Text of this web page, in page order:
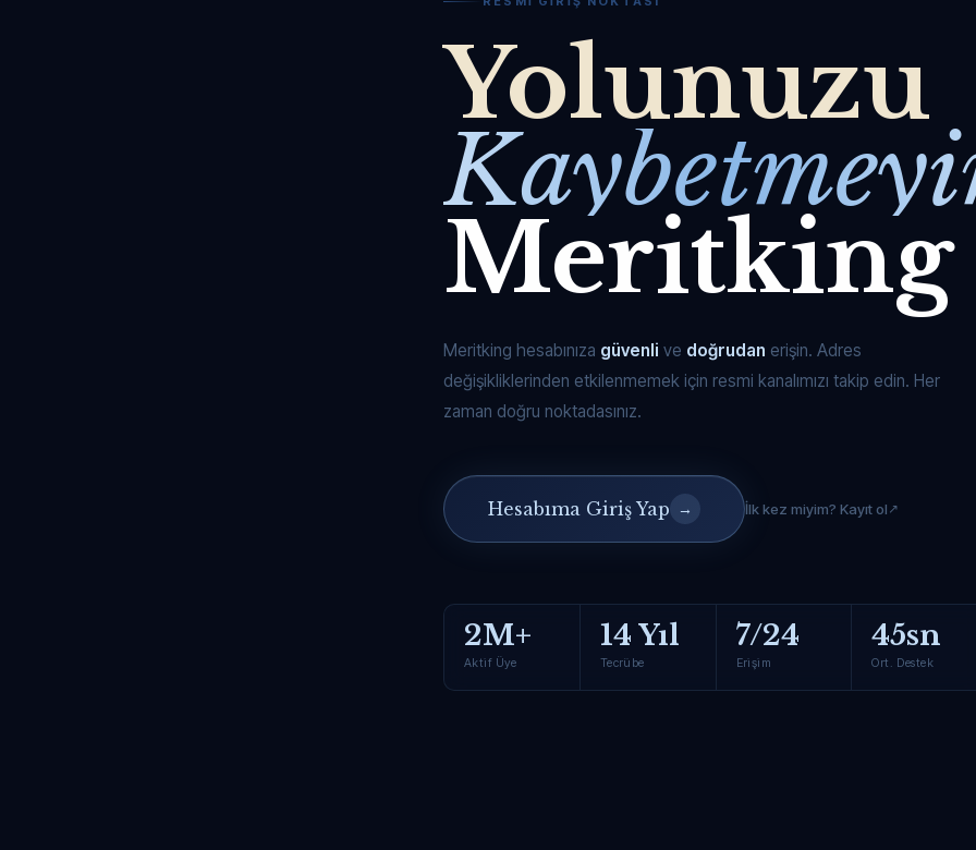
Yolunuzu
Meritking
Meritking hesabınıza güvenli ve doğrudan erişin. Adres
değişikliklerinden etkilenmemek için resmi kanalımızı takip edin. Her
zaman doğru noktadasınız.
Hesabıma Giriş Yap → İlk kez miyim? Kayıt ol
2M+
Aktif Üye
14 Yıl
Tecrübe
7/24
Erişim
45sn
Ort. Destek